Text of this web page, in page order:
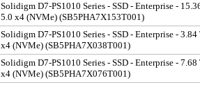
Solidigm D7-PS1010 Series - SSD - Enterprise -
5.0 x4 (NVMe) (SB5PHA7X153T001)
Solidigm D7-PS1010 Series - SSD - Enterprise -
x4 (NVMe) (SB5PHA7X038T001)
Solidigm D7-PS1010 Series - SSD - Enterprise -
x4 (NVMe) (SB5PHA7X076T001)